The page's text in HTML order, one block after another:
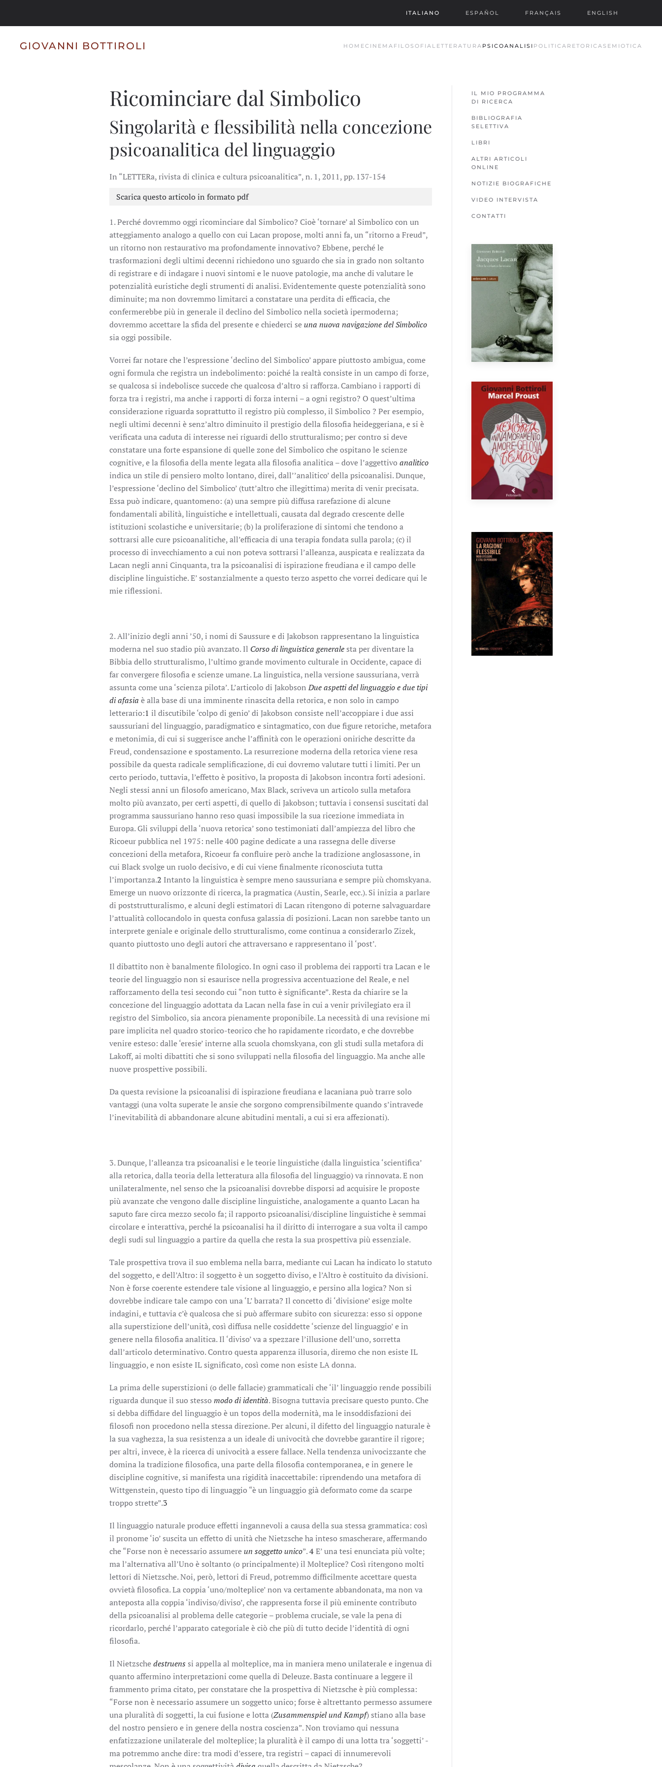
ITALIANO ESPAÑOL FRANÇAIS ENGLISH
GIOVANNI BOTTIROLI HOMECINEMA FILOSOFIA LETTERATURA PSICOANALISI POLITICA RETORICA SEMIOTICA
Ricominciare dal Simbolico
Singolarità e flessibilità nella concezione
psicoanalitica del linguaggio
In “LETTERa, rivista di clinica e cultura psicoanalitica”, n. 1, 2011, pp. 137-154
Scarica questo articolo in formato pdf
1. Perché dovremmo oggi ricominciare dal Simbolico? Cioè ‘tornare’ al Simbolico con un
atteggiamento analogo a quello con cui Lacan propose, molti anni fa, un “ritorno a Freud”,
un ritorno non restaurativo ma profondamente innovativo? Ebbene, perché le
trasformazioni degli ultimi decenni richiedono uno sguardo che sia in grado non soltanto
di registrare e di indagare i nuovi sintomi e le nuove patologie, ma anche di valutare le
potenzialità euristiche degli strumenti di analisi. Evidentemente queste potenzialità sono
diminuite; ma non dovremmo limitarci a constatare una perdita di efficacia, che
confermerebbe più in generale il declino del Simbolico nella società ipermoderna;
dovremmo accettare la sfida del presente e chiederci seuna nuova navigazione del Simbolico
sia oggi possibile.
Vorrei far notare che l’espressione ‘declino del Simbolico’ appare piuttosto ambigua, come
ogni formula che registra un indebolimento: poiché la realtà consiste in un campo di forze,
se qualcosa si indebolisce succede che qualcosa d’altro si rafforza. Cambiano i rapporti di
forza tra i registri, ma anche i rapporti di forza interni – a ogni registro? O quest’ultima
considerazione riguarda soprattutto il registro più complesso, il Simbolico ? Per esempio,
negli ultimi decenni è senz’altro diminuito il prestigio della filosofia heideggeriana, e si è
verificata una caduta di interesse nei riguardi dello strutturalismo; per contro si deve
constatare una forte espansione di quelle zone del Simbolico che ospitano le scienze
cognitive, e la filosofia della mente legata alla filosofia analitica – dove l’aggettivo analitico
indica un stile di pensiero molto lontano, direi, dall’’analitico’ della psicoanalisi. Dunque,
l’espressione ‘declino del Simbolico’ (tutt’altro che illegittima) merita di venir precisata.
Essa può indicare, quantomeno: (a) una sempre più diffusa rarefazione di alcune
fondamentali abilità, linguistiche e intellettuali, causata dal degrado crescente delle
istituzioni scolastiche e universitarie; (b) la proliferazione di sintomi che tendono a
sottrarsi alle cure psicoanalitiche, all’efficacia di una terapia fondata sulla parola; (c) il
processo di invecchiamento a cui non poteva sottrarsi l’alleanza, auspicata e realizzata da
Lacan negli anni Cinquanta, tra la psicoanalisi di ispirazione freudiana e il campo delle
discipline linguistiche. E’ sostanzialmente a questo terzo aspetto che vorrei dedicare qui le
mie riflessioni.
2. All’inizio degli anni ’50, i nomi di Saussure e di Jakobson rappresentano la linguistica
moderna nel suo stadio più avanzato. Il Corso di linguistica generale sta per diventare la
Bibbia dello strutturalismo, l’ultimo grande movimento culturale in Occidente, capace di
far convergere filosofia e scienze umane. La linguistica, nella versione saussuriana, verrà
assunta come una ‘scienza pilota’. L’articolo di JakobsonDue aspetti del linguaggio e due tipi
di afasia è alla base di una imminente rinascita della retorica, e non solo in campo
letterario:1 il discutibile ‘colpo di genio’ di Jakobson consiste nell’accoppiare i due assi
saussuriani del linguaggio, paradigmatico e sintagmatico, con due figure retoriche, metafora
e metonimia, di cui si suggerisce anche l’affinità con le operazioni oniriche descritte da
Freud, condensazione e spostamento. La resurrezione moderna della retorica viene resa
possibile da questa radicale semplificazione, di cui dovremo valutare tutti i limiti. Per un
certo periodo, tuttavia, l’effetto è positivo, la proposta di Jakobson incontra forti adesioni.
Negli stessi anni un filosofo americano, Max Black, scriveva un articolo sulla metafora
molto più avanzato, per certi aspetti, di quello di Jakobson; tuttavia i consensi suscitati dal
programma saussuriano hanno reso quasi impossibile la sua ricezione immediata in
Europa. Gli sviluppi della ‘nuova retorica’ sono testimoniati dall’ampiezza del libro che
Ricoeur pubblica nel 1975: nelle 400 pagine dedicate a una rassegna delle diverse
concezioni della metafora, Ricoeur fa confluire però anche la tradizione anglosassone, in
cui Black svolge un ruolo decisivo, e di cui viene finalmente riconosciuta tutta
l’importanza.2 Intanto la linguistica è sempre meno saussuriana e sempre più chomskyana.
Emerge un nuovo orizzonte di ricerca, la pragmatica (Austin, Searle, ecc.). Si inizia a parlare
di poststrutturalismo, e alcuni degli estimatori di Lacan ritengono di poterne salvaguardare
l’attualità collocandolo in questa confusa galassia di posizioni. Lacan non sarebbe tanto un
interprete geniale e originale dello strutturalismo, come continua a considerarlo Zizek,
quanto piuttosto uno degli autori che attraversano e rappresentano il ‘post’.
Il dibattito non è banalmente filologico. In ogni caso il problema dei rapporti tra Lacan e le
teorie del linguaggio non si esaurisce nella progressiva accentuazione del Reale, e nel
rafforzamento della tesi secondo cui “non tutto è significante”. Resta da chiarire se la
concezione del linguaggio adottata da Lacan nella fase in cui a venir privilegiato era il
registro del Simbolico, sia ancora pienamente proponibile. La necessità di una revisione mi
pare implicita nel quadro storico-teorico che ho rapidamente ricordato, e che dovrebbe
venire esteso: dalle ‘eresie’ interne alla scuola chomskyana, con gli studi sulla metafora di
Lakoff, ai molti dibattiti che si sono sviluppati nella filosofia del linguaggio. Ma anche alle
nuove prospettive possibili.
Da questa revisione la psicoanalisi di ispirazione freudiana e lacaniana può trarre solo
vantaggi (una volta superate le ansie che sorgono comprensibilmente quando s’intravede
l’inevitabilità di abbandonare alcune abitudini mentali, a cui si era affezionati).
3. Dunque, l’alleanza tra psicoanalisi e le teorie linguistiche (dalla linguistica ‘scientifica’
alla retorica, dalla teoria della letteratura alla filosofia del linguaggio) va rinnovata. E non
unilateralmente, nel senso che la psicoanalisi dovrebbe disporsi ad acquisire le proposte
più avanzate che vengono dalle discipline linguistiche, analogamente a quanto Lacan ha
saputo fare circa mezzo secolo fa; il rapporto psicoanalisi/discipline linguistiche è semmai
circolare e interattiva, perché la psicoanalisi ha il diritto di interrogare a sua volta il campo
degli sudi sul linguaggio a partire da quella che resta la sua prospettiva più essenziale.
Tale prospettiva trova il suo emblema nella barra, mediante cui Lacan ha indicato lo statuto
del soggetto, e dell’Altro: il soggetto è un soggetto diviso, e l’Altro è costituito da divisioni.
Non è forse coerente estendere tale visione al linguaggio, e persino alla logica? Non si
dovrebbe indicare tale campo con una ‘L’ barrata? Il concetto di ‘divisione’ esige molte
indagini, e tuttavia c’è qualcosa che si può affermare subito con sicurezza: esso si oppone
alla superstizione dell’unità, così diffusa nelle cosiddette ‘scienze del linguaggio’ e in
genere nella filosofia analitica. Il ‘diviso’ va a spezzare l’illusione dell’uno, sorretta
dall’articolo determinativo. Contro questa apparenza illusoria, diremo che non esiste IL
linguaggio, e non esiste IL significato, così come non esiste LA donna.
La prima delle superstizioni (o delle fallacie) grammaticali che ‘il’ linguaggio rende possibili
riguarda dunque il suo stesso modo di identità. Bisogna tuttavia precisare questo punto. Che
si debba diffidare del linguaggio è un topos della modernità, ma le insoddisfazioni dei
filosofi non procedono nella stessa direzione. Per alcuni, il difetto del linguaggio naturale è
la sua vaghezza, la sua resistenza a un ideale di univocità che dovrebbe garantire il rigore;
per altri, invece, è la ricerca di univocità a essere fallace. Nella tendenza univocizzante che
domina la tradizione filosofica, una parte della filosofia contemporanea, e in genere le
discipline cognitive, si manifesta una rigidità inaccettabile: riprendendo una metafora di
Wittgenstein, questo tipo di linguaggio “è un linguaggio già deformato come da scarpe
troppo strette”.3
Il linguaggio naturale produce effetti ingannevoli a causa della sua stessa grammatica: così
il pronome ‘io’ suscita un effetto di unità che Nietzsche ha inteso smascherare, affermando
che “Forse non è necessario assumereun soggetto unico”.4E’ una tesi enunciata più volte;
ma l’alternativa all’Uno è soltanto (o principalmente) il Molteplice? Così ritengono molti
lettori di Nietzsche. Noi, però, lettori di Freud, potremmo difficilmente accettare questa
ovvietà filosofica. La coppia ‘uno/molteplice’ non va certamente abbandonata, ma non va
anteposta alla coppia ‘indiviso/diviso’, che rappresenta forse il più eminente contributo
della psicoanalisi al problema delle categorie – problema cruciale, se vale la pena di
ricordarlo, perché l’apparato categoriale è ciò che più di tutto decide l’identità di ogni
filosofia.
Il Nietzschedestruens si appella al molteplice, ma in maniera meno unilaterale e ingenua di
quanto affermino interpretazioni come quella di Deleuze. Basta continuare a leggere il
frammento prima citato, per constatare che la prospettiva di Nietzsche è più complessa:
“Forse non è necessario assumere un soggetto unico; forse è altrettanto permesso assumere
una pluralità di soggetti, la cui fusione e lotta (Zusammenspiel und Kampf) stiano alla base
del nostro pensiero e in genere della nostra coscienza”. Non troviamo qui nessuna
enfatizzazione unilaterale del molteplice; la pluralità è il campo di una lotta tra ‘soggetti’ -
ma potremmo anche dire: tra modi d’essere, tra registri – capaci di innumerevoli
IL MIO PROGRAMMA
DI RICERCA
BIBLIOGRAFIA
SELETTIVA
LIBRI
ALTRI ARTICOLI
ONLINE
NOTIZIE BIOGRAFICHE
VIDEO INTERVISTA
CONTATTI